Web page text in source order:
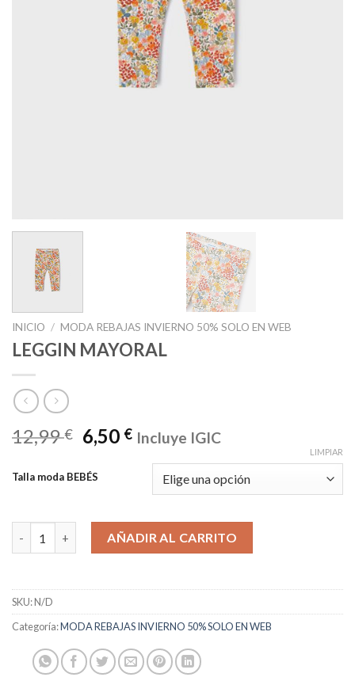
INICIO / MODA REBAJAS INVIERNO 50% SOLO EN WEB
LEGGIN MAYORAL
12,99€ 6,50 € Incluye IGIC
Talla moda BEBÉS
LIMPIAR
LEGGIN MAYORAL cantidadAÑADIR AL CARRITO
SKU:N/D
Categoría:MODA REBAJAS INVIERNO 50% SOLO EN WEB